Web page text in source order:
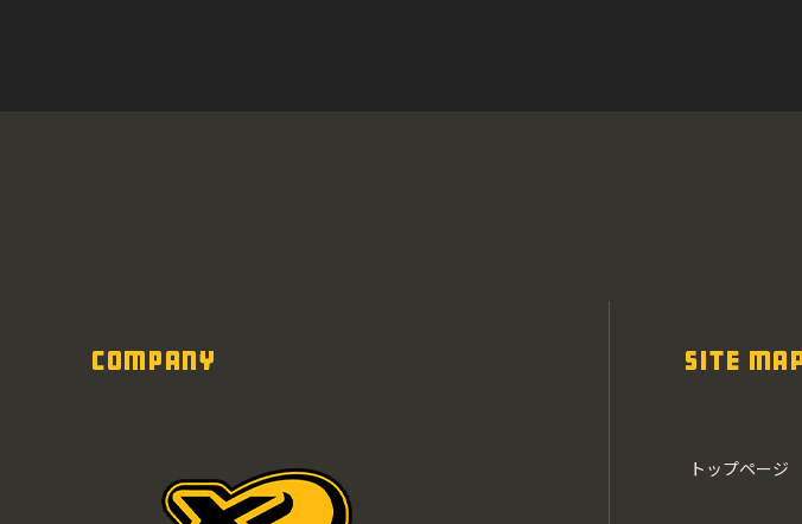
トップページ